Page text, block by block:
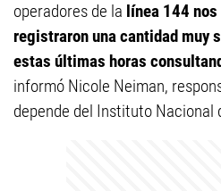
operadores de la línea 144
registraron una cantidad muy
estas últimas horas
informó Nicole Neiman,
depende del Instituto Nacional